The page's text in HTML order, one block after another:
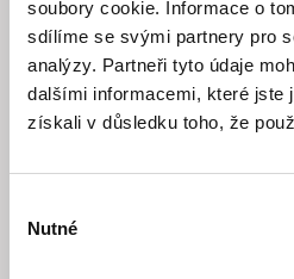
soubory cookie. Informace o
sdílíme se svými partnery pro
analýzy. Partneři tyto údaje
dalšími informacemi, které jste
získali v důsledku toho, že
souhlasu
Nutné
Special
Gravity Film
Special
2015
Youth Jury
Související filmy (20)
Gábor Hörcher Jamillah